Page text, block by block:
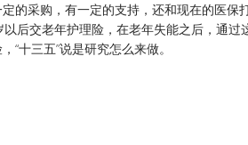
的采购，有一定的支持，还和现在的医保
后交老年护理险，在老年失能之后，通
十三五”说是研究怎么来做。